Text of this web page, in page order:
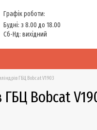
Графік роботи:
Будні: з 8.00 до 18.00
Сб-Нд: вихідний
ГБЦ Bobcat V1903
ГБЦ Bobcat